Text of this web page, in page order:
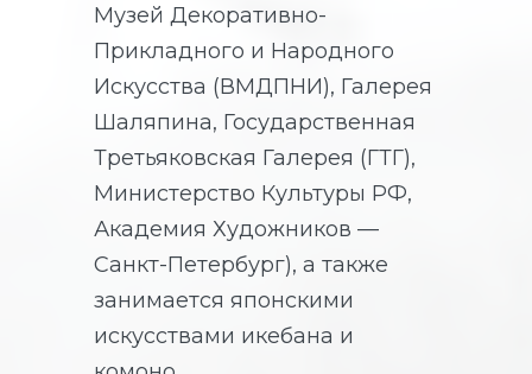
Музей Декоративно-
Прикладного и Народного
Искусства (ВМДПНИ), Галерея
Шаляпина, Государственная
Третьяковская Галерея (ГТГ),
Министерство Культуры РФ,
Академия Художников —
Санкт-Петербург), а также
занимается японскими
искусствами икебана и